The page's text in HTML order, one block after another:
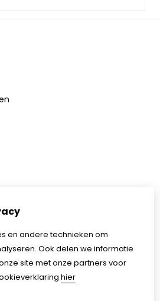
en andere technieken om
Ook delen we informatie
site met onze partners voor
hier